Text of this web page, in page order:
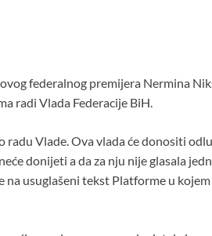
federalnog premijera Nermina
radi Vlada Federacije BiH.
radu Vlade. Ova vlada će donositi
donijeti a da za nju nije glasala
na usuglašeni tekst Platforme u